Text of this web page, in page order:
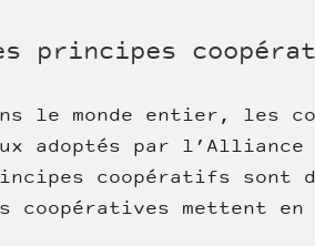
principes
le monde entier, les
adoptés par
coopératifs sont
coopératives mettent